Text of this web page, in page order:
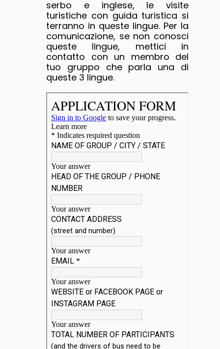
serbo e inglese, le visite
turistiche con guida turistica si
terranno in queste lingue. Per la
comunicazione, se non conosci
queste lingue, mettici in
contatto con un membro del
tuo gruppo che parla una di
queste 3 lingue.